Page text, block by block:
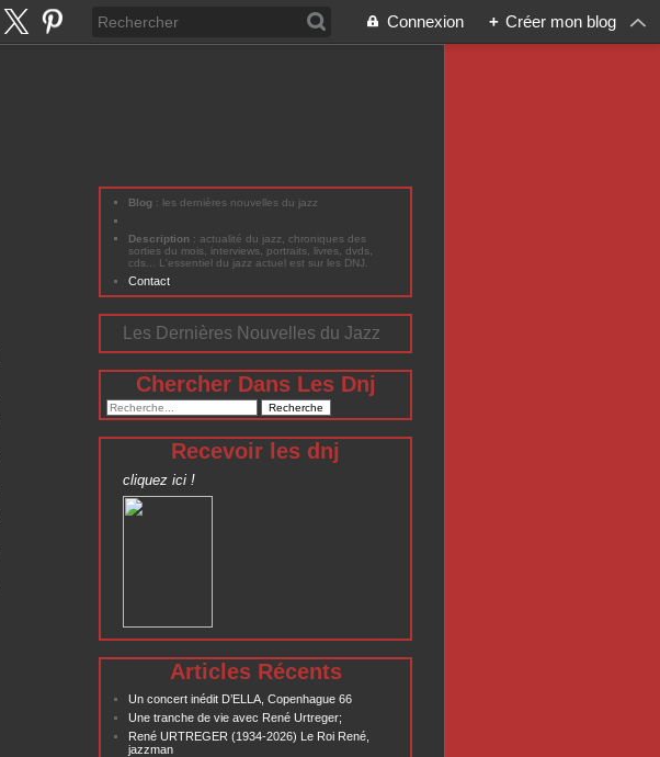
Connexion + Créer mon blog
Blog : les dernières nouvelles du jazz
Description : actualité du jazz, chroniques des
sorties du mois, interviews, portraits, livres, dvds,
cds... L'essentiel du jazz actuel est sur les DNJ.
Contact
Les Dernières Nouvelles du Jazz
Chercher Dans Les Dnj
Recevoir les dnj
cliquez ici !
Articles Récents
Un concert inédit D’ELLA, Copenhague 66
Une tranche de vie avec René Urtreger;
René URTREGER (1934-2026) Le Roi René,
jazzman